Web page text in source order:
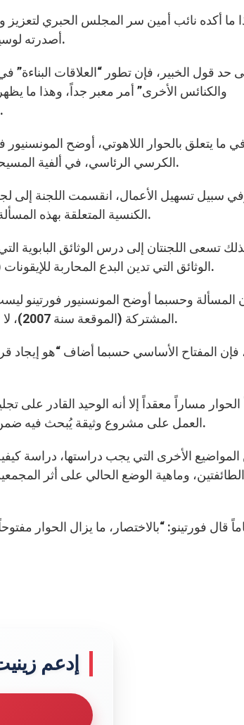
ما أكده نائب أمين سر المجلس الحبري لتعزيز
أصدرته لوسيرفاتوري رومانو في نشرة البارحة عن وضع أعمال اللجنة المشتركة.
والكنائس الأخرى” أمر معبر جداً، وهذا ما
القسطنطينية للمرة الأولى في التاريخ في جمعية سينودس الأساقفة.
ما يتعلق بالحوار اللاهوتي، أوضح
الكرسي الرئاسي، في ألفية المسيحية الأولى، عندما كانت الكنيستان متحدتين على الرغم من المصاعب.
سبيل تسهيل الأعمال، انقسمت اللجنة إلى
الكنسية المتعلقة بهذه المسألة، كالرسائل العامة التي كتبت في القرون الأولى أو كتب آباء الكنيسة.
تسعى اللجنتان إلى درس الوثائق البابوية
الوثائق التي تدين البدع المحاربة للإيقونات (مجمع نيقيا، سنة 787) التي كان لها تأثير كبير على الكنائس الشرقية.
المسألة وحسبما أوضح المونسنيور فورتينو
المشتركة (الموقعة سنة 2007)، لا بل أنها ترجمة محتوى الأولية الذي ما تزال هناك اختلافات كثيرة حوله.
فإن المفتاح الأساسي حسبما أضاف “هو إيجاد
العمل على مشروع وثيقة يُبحث فيه ضمن جلسة اللجنة العامة التي ستعقد في قبرص في شهر أكتوبر المقبل.
الأخرى التي يجب دراستها، دراسة
وماهية الوضع الحالي على أثر
قال فورتينو: “بالاختصار، ما يزال الحوار
إدعم